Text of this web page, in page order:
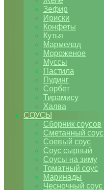
Зефир
Ириски
Конфеты
Кутья
Мармелад
Мороженое
Муссы
Пастила
Пудинг
Сорбет
Тирамису
Халва
СОУСЫ
Сборник соусов
Сметанный соус
Соевый соус
Соус сырный
Соусы на зиму
Томатный соус
Маринады
Чесночный соус